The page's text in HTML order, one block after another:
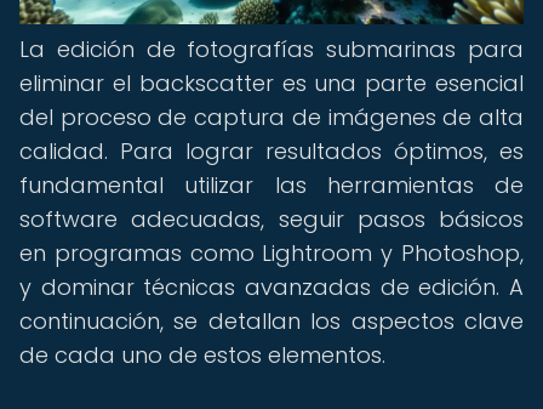
La edición de fotografías submarinas para
eliminar el backscatter es una parte esencial
del proceso de captura de imágenes de alta
calidad. Para lograr resultados óptimos, es
fundamental utilizar las herramientas de
software adecuadas, seguir pasos básicos
en programas como Lightroom y Photoshop,
y dominar técnicas avanzadas de edición. A
continuación, se detallan los aspectos clave
de cada uno de estos elementos.